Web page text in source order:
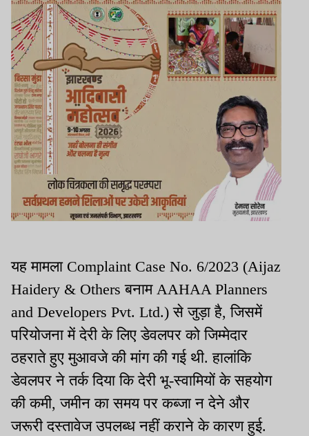
यह मामला Complaint Case No. 6/2023 (Aijaz
Haidery & Others बनाम AAHAA Planners
and Developers Pvt. Ltd.) से जुड़ा है, जिसमें
परियोजना में देरी के लिए डेवलपर को जिम्मेदार
ठहराते हुए मुआवजे की मांग की गई थी. हालांकि
डेवलपर ने तर्क दिया कि देरी भू-स्वामियों के सहयोग
की कमी, जमीन का समय पर कब्जा न देने और
जरूरी दस्तावेज उपलब्ध नहीं कराने के कारण हुई.